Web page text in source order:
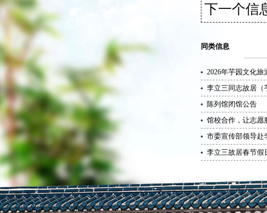
下一个信
同类信息
2026年芋园文化
李立三同志故居（
陈列馆闭馆公告
馆校合作，让志愿
市委宣传部领导赴
李立三故居春节假